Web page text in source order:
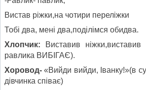
Вистав ріжки,на чотири переліжки
Тобі два, мені два,поділімся обидва.
Хлопчик:
Виставив ніжки,виставив
равлика ВИБІГАЄ).
Хоровод-«Вийди вийди, Іванку!»(в
дівчинка співає)